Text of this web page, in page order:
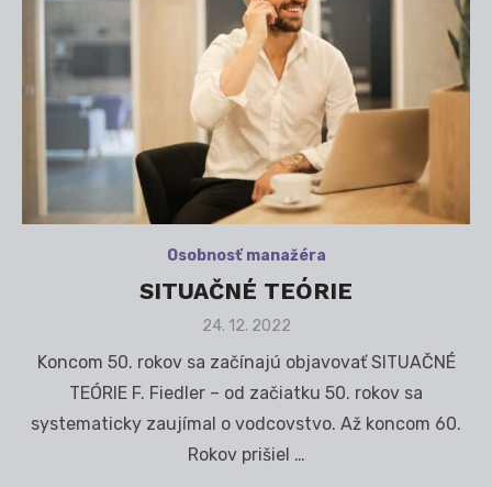
Osobnosť manažéra
SITUAČNÉ TEÓRIE
Posted
24. 12. 2022
Koncom 50. rokov sa začínajú objavovať SITUAČNÉ
TEÓRIE F. Fiedler – od začiatku 50. rokov sa
systematicky zaujímal o vodcovstvo. Až koncom 60.
Rokov prišiel …